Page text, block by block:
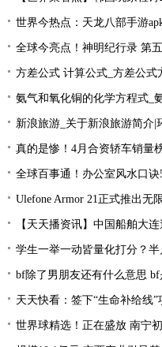
世界今热点：天龙八部手游
全球今亮点！神明纪行录 第五
方差公式 计算公式_方差公式
氨气和氧化铜的化学方程式_
新浪旅游_关于新浪旅游简介|
真的是惨！4月合资轿车销量榜
全球百事通！办公室风水口诀50条
Ulefone Armor 21正式推出无
【天天播资讯】中国船舶大连造船
学生一举一动皆量化打分？半月谈
bf除了男朋友还有什么意思 bf
天天快看：签下“生命补给线”项目意向
世界球精选！正在盛放 南宁